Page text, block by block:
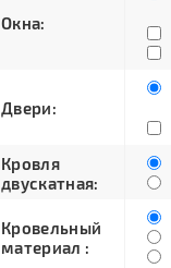
Окна:
Двери:
Кровля
двускатная:
Кровельный
материал :